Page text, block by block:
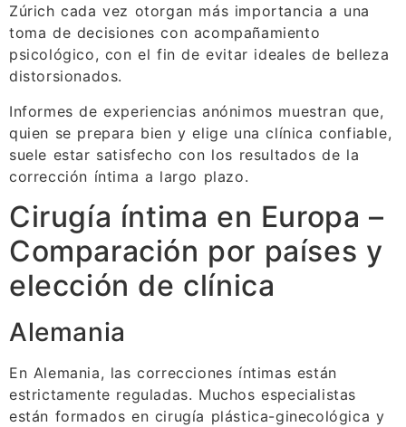
Zúrich cada vez otorgan más importancia a una
toma de decisiones con acompañamiento
psicológico, con el fin de evitar ideales de belleza
distorsionados.
Informes de experiencias anónimos muestran que,
quien se prepara bien y elige una clínica confiable,
suele estar satisfecho con los resultados de la
corrección íntima a largo plazo.
Cirugía íntima en Europa –
Comparación por países y
elección de clínica
Alemania
En Alemania, las correcciones íntimas están
estrictamente reguladas. Muchos especialistas
están formados en cirugía plástica-ginecológica y